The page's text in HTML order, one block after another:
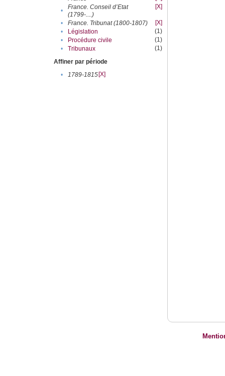
•
France. Conseil d’Etat
(1799-....)
[X]
• France. Tribunat (1800-1807)
[X]
•
Législation
(1)
•
Procédure civile
(1)
•
Tribunaux
(1)
Affiner par période
•
1789-1815[X]